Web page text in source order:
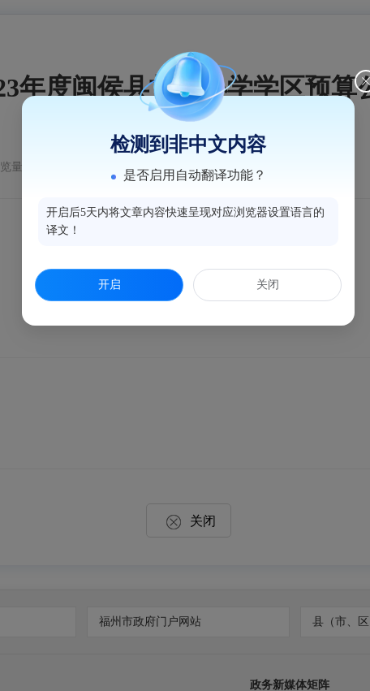
年度闽侯县甘蔗小学学区预算
量：677
关闭
福州市政府门户网站 县（市、
政务新媒体矩阵
检测到非中文内容
是否启用自动翻译功能？
开启后5天内将文章内容快速呈现对应浏览器设置语言的
译文！
开启 关闭